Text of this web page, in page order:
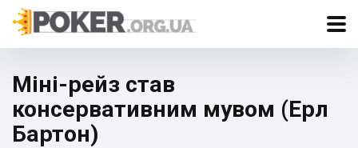
Міні-рейз став
консервативним мувом (Ерл
Бартон)